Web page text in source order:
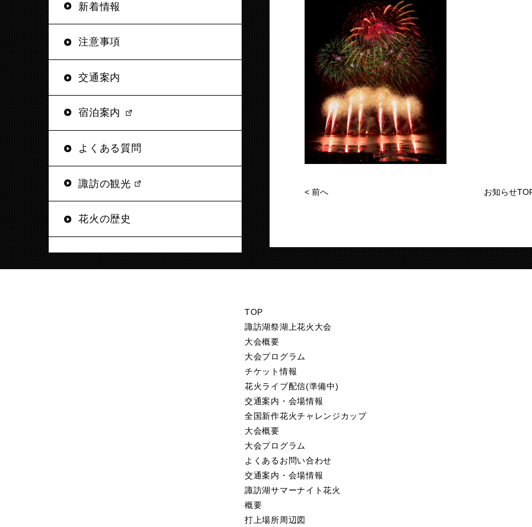
< 前へ お知らせ
新着情報
注意事項
交通案内
宿泊案内
よくある質問
諏訪の観光
花火の歴史
TOP
諏訪湖祭湖上花火大会
大会概要
大会プログラム
チケット情報
花火ライブ配信(準備中)
交通案内・会場情報
全国新作花火チャレンジカップ
大会概要
大会プログラム
よくあるお問い合わせ
交通案内・会場情報
諏訪湖サマーナイト花火
概要
打上場所周辺図